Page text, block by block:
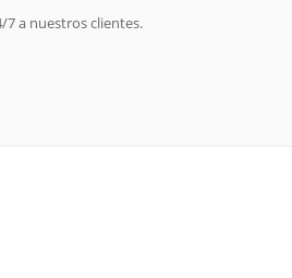
a nuestros clientes.